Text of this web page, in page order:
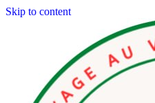
Skip to content